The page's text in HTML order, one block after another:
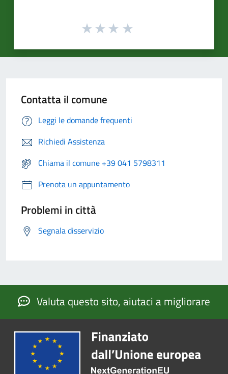
Contatta il comune
Leggi le domande frequenti
Richiedi Assistenza
Chiama il comune +39 041 5798311
Prenota un appuntamento
Problemi in città
Segnala disservizio
Valuta questo sito, aiutaci a migliorare